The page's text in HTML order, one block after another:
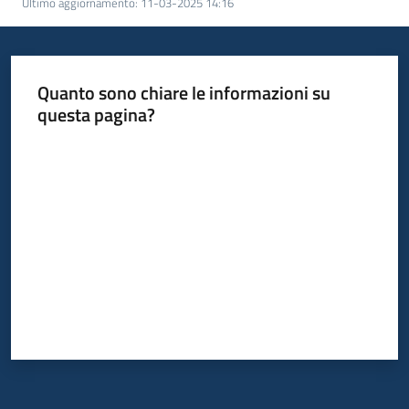
Quanto sono chiare le informazioni su
questa pagina?